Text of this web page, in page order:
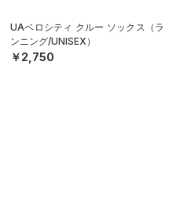
UAベロシティ クルー ソックス（ラ
ンニング/UNISEX）
￥2,750